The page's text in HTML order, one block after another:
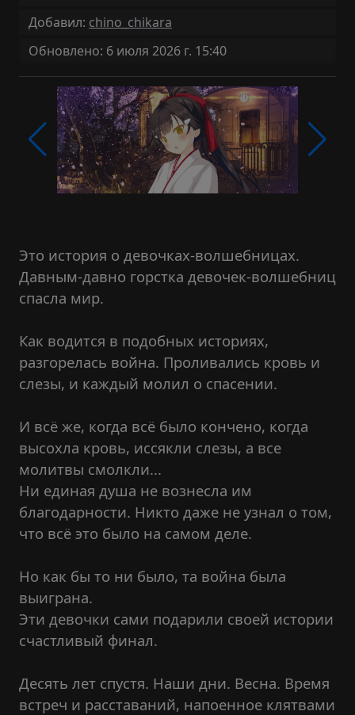
Добавил: chino_chikara
Обновлено: 6 июля 2026 г. 15:40
Это история о девочках-волшебницах.
Давным-давно горстка девочек-волшебниц
спасла мир.
Как водится в подобных историях,
разгорелась война. Проливались кровь и
слезы, и каждый молил о спасении.
И всё же, когда всё было кончено, когда
высохла кровь, иссякли слезы, а все
молитвы смолкли...
Ни единая душа не вознесла им
благодарности. Никто даже не узнал о том,
что всё это было на самом деле.
Но как бы то ни было, та война была
выиграна.
Эти девочки сами подарили своей истории
счастливый финал.
Десять лет спустя. Наши дни. Весна. Время
встреч и расставаний, напоенное клятвами